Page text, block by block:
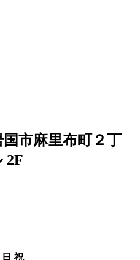
国市麻里布町２丁
2F
日 祝